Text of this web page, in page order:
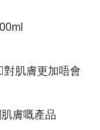
對肌膚更加唔會
膚嘅產品